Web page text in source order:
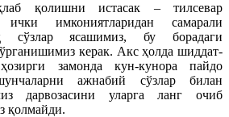
қолишни истасак – тилсевар
имкониятларидан самарали
сўзлар ясашимиз, бу борадаги
керак. Акс ҳолда шиддат-
замонда кун-кунора пайдо
ажнабий сўзлар билан
дарвозасини уларга ланг очиб
қолмайди.